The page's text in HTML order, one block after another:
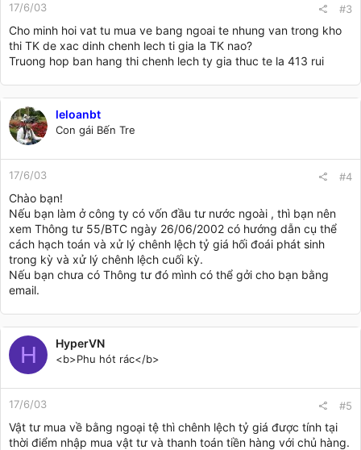
17/6/03 #3
Cho minh hoi vat tu mua ve bang ngoai te nhung van trong kho
thi TK de xac dinh chenh lech ti gia la TK nao?
Truong hop ban hang thi chenh lech ty gia thuc te la 413 rui
leloanbt
Con gái Bến Tre
17/6/03 #4
Chào bạn!
Nếu bạn làm ở công ty có vốn đầu tư nước ngoài , thì bạn nên
xem Thông tư 55/BTC ngày 26/06/2002 có hướng dẫn cụ thể
cách hạch toán và xử lý chênh lệch tỷ giá hối đoái phát sinh
trong kỳ và xử lý chênh lệch cuối kỳ.
Nếu bạn chưa có Thông tư đó mình có thể gởi cho bạn bằng
email.
H HyperVN
<b>Phu hót rác</b>
17/6/03 #5
Vật tư mua về bằng ngoại tệ thì chênh lệch tỷ giá được tính tại
thời điểm nhập mua vật tư và thanh toán tiền hàng với chủ hàng.